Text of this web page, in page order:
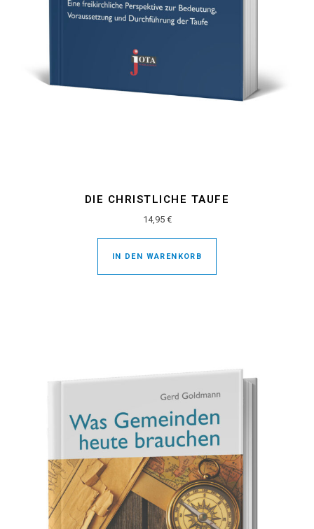
DIE CHRISTLICHE TAUFE
14,95 €
IN DEN WARENKORB